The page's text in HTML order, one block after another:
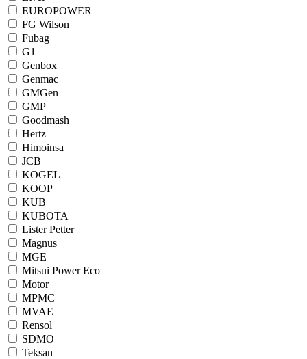
EUROPOWER
FG Wilson
Fubag
G1
Genbox
Genmac
GMGen
GMP
Goodmash
Hertz
Himoinsa
JCB
KOGEL
KOOP
KUB
KUBOTA
Lister Petter
Magnus
MGE
Mitsui Power Eco
Motor
MPMC
MVAE
Rensol
SDMO
Teksan